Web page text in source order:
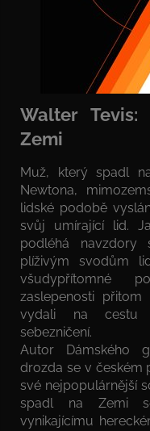
Walter
Zemi
Muž, který spadl
Newtona,
lidské podobě
svůj umírající lid.
podléhá navzdory
plíživým svodům
všudypřítomné
zaslepenosti
vydali na cestu
sebezničení.
Autor Dámského
drozda se v českém
své nejpopulárnější
spadl na Zemi
vynikajícímu